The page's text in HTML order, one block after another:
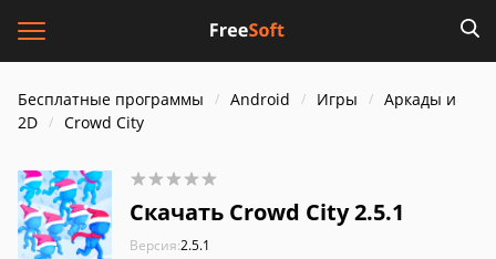
Бесплатные программы Android Игры
Аркады и
2D
Crowd City
Скачать Crowd City 2.5.1
Версия:2.5.1